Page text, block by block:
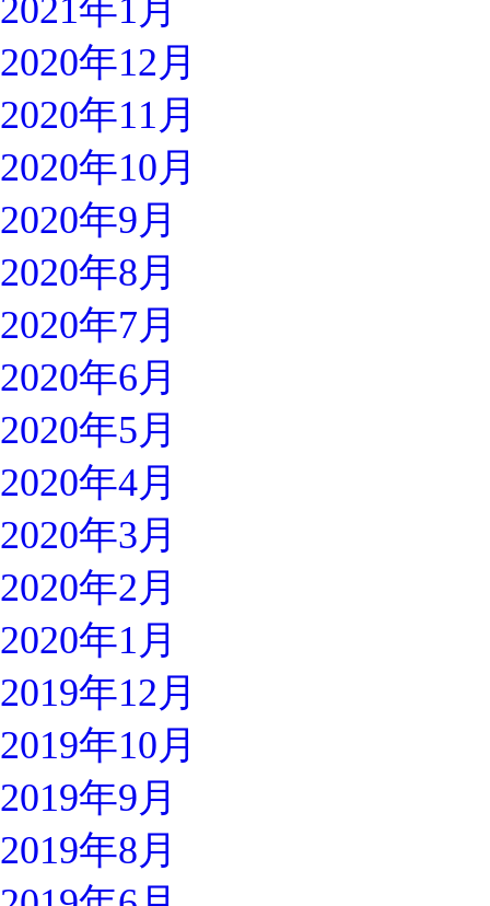
2021年1月
2020年12月
2020年11月
2020年10月
2020年9月
2020年8月
2020年7月
2020年6月
2020年5月
2020年4月
2020年3月
2020年2月
2020年1月
2019年12月
2019年10月
2019年9月
2019年8月